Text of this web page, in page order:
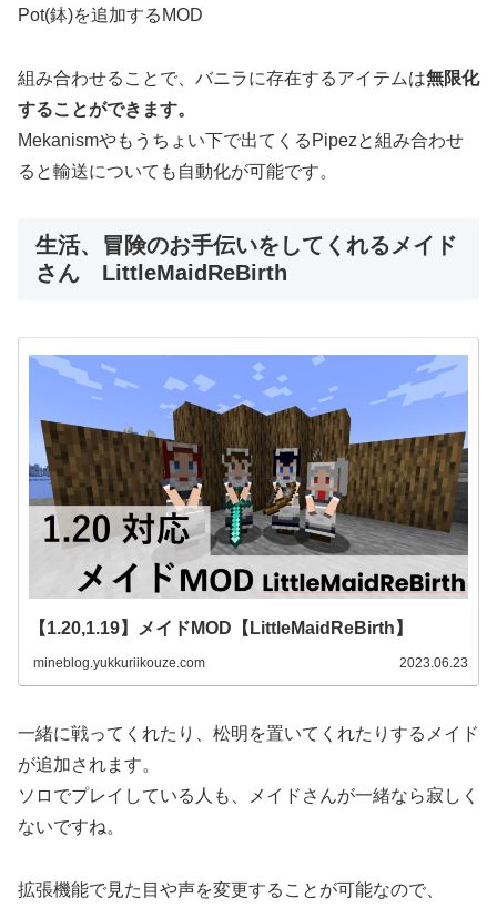
Pot(鉢)を追加するMOD
組み合わせることで、バニラに存在するアイテムは無限化
することができます。
Mekanismやもうちょい下で出てくるPipezと組み合わせ
ると輸送についても自動化が可能です。
生活、冒険のお手伝いをしてくれるメイド
さん LittleMaidReBirth
【1.20,1.19】メイドMOD【LittleMaidReBirth】
mineblog.yukkuriikouze.com 2023.06.23
一緒に戦ってくれたり、松明を置いてくれたりするメイド
が追加されます。
ソロでプレイしている人も、メイドさんが一緒なら寂しく
ないですね。
拡張機能で見た目や声を変更することが可能なので、